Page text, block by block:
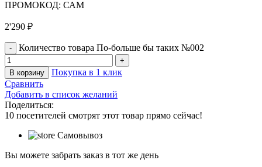
ПРОМОКОД: САМ
2'290 ₽
Количество товара По-больше бы таких №002
В корзину
Покупка в 1 клик
Сравнить
Добавить в список желаний
Поделиться:
10 посетителей смотрят этот товар прямо сейчас!
Самовывоз
Вы можете забрать заказ в тот же день